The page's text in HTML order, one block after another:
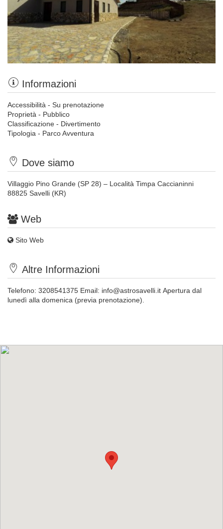
Informazioni
Accessibilità - Su prenotazione
Proprietà - Pubblico
Classificazione - Divertimento
Tipologia - Parco Avventura
Dove siamo
Villaggio Pino Grande (SP 28) – Località Timpa Caccianinni
88825 Savelli (KR)
Web
Sito Web
Altre Informazioni
Telefono: 3208541375 Email: info@astrosavelli.it Apertura dal
lunedì alla domenica (previa prenotazione).